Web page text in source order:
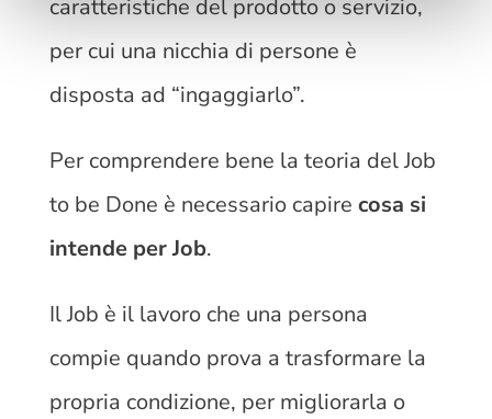
caratteristiche del prodotto o servizio,
per cui una nicchia di persone è
disposta ad “ingaggiarlo”.
Per comprendere bene la teoria del Job
to be Done è necessario capire cosa si
intende per Job.
Il Job è il lavoro che una persona
compie quando prova a trasformare la
propria condizione, per migliorarla o